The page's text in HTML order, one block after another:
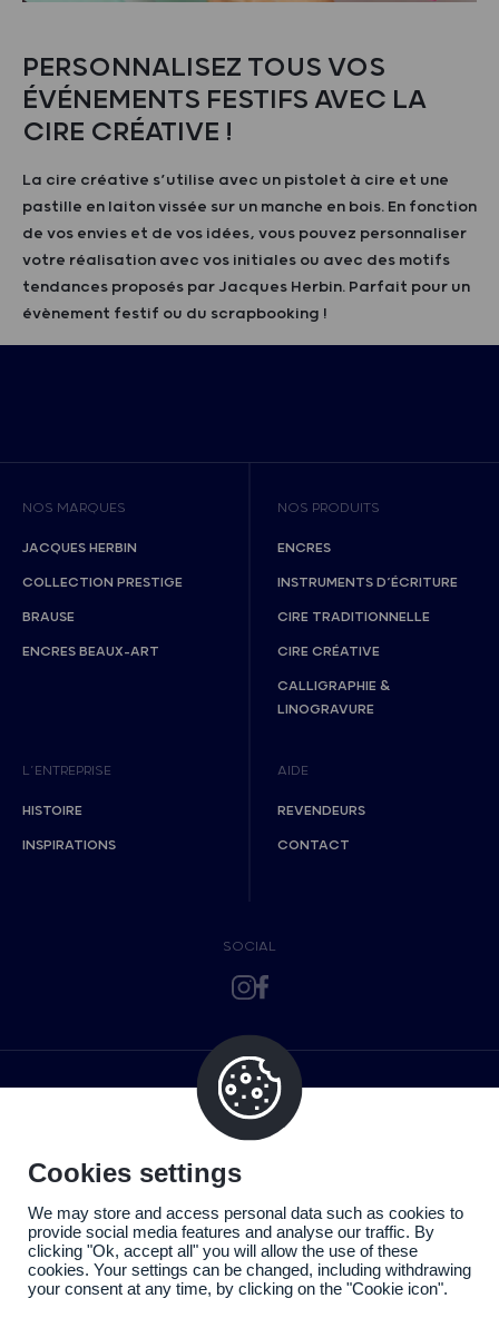
PERSONNALISEZ TOUS VOS
ÉVÉNEMENTS FESTIFS AVEC LA
CIRE CRÉATIVE !
La cire créative s’utilise avec un pistolet à cire et une
pastille en laiton vissée sur un manche en bois. En fonction
de vos envies et de vos idées, vous pouvez personnaliser
votre réalisation avec vos initiales ou avec des motifs
tendances proposés par Jacques Herbin. Parfait pour un
évènement festif ou du scrapbooking !
NOS MARQUES
JACQUES HERBIN
COLLECTION PRESTIGE
BRAUSE
ENCRES BEAUX-ART
NOS PRODUITS
ENCRES
INSTRUMENTS D’ÉCRITURE
CIRE TRADITIONNELLE
CIRE CRÉATIVE
CALLIGRAPHIE &
LINOGRAVURE
L’ENTREPRISE
HISTOIRE
INSPIRATIONS
AIDE
REVENDEURS
CONTACT
SOCIAL
Cookies settings
We may store and access personal data such as cookies to
provide social media features and analyse our traffic. By
clicking "Ok, accept all" you will allow the use of these
cookies. Your settings can be changed, including withdrawing
your consent at any time, by clicking on the "Cookie icon".